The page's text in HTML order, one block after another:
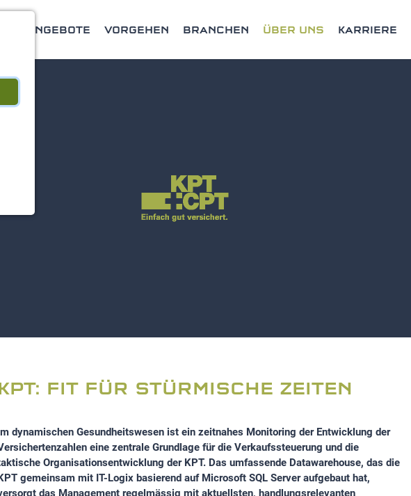
ANGEBOTE VORGEHEN BRANCHEN ÜBER UNS KARRIERE
KPT: FIT FÜR STÜRMISCHE ZEITEN
dynamischen Gesundheitswesen ist ein zeitnahes Monitoring der Entwicklung der
eine zentrale Grundlage für die Verkaufssteuerung und die
Organisationsentwicklung der KPT. Das umfassende Datawarehouse, das die
gemeinsam mit IT-Logix basierend auf Microsoft SQL Server aufgebaut hat,
das Management regelmässig mit aktuellsten, handlungsrelevanten